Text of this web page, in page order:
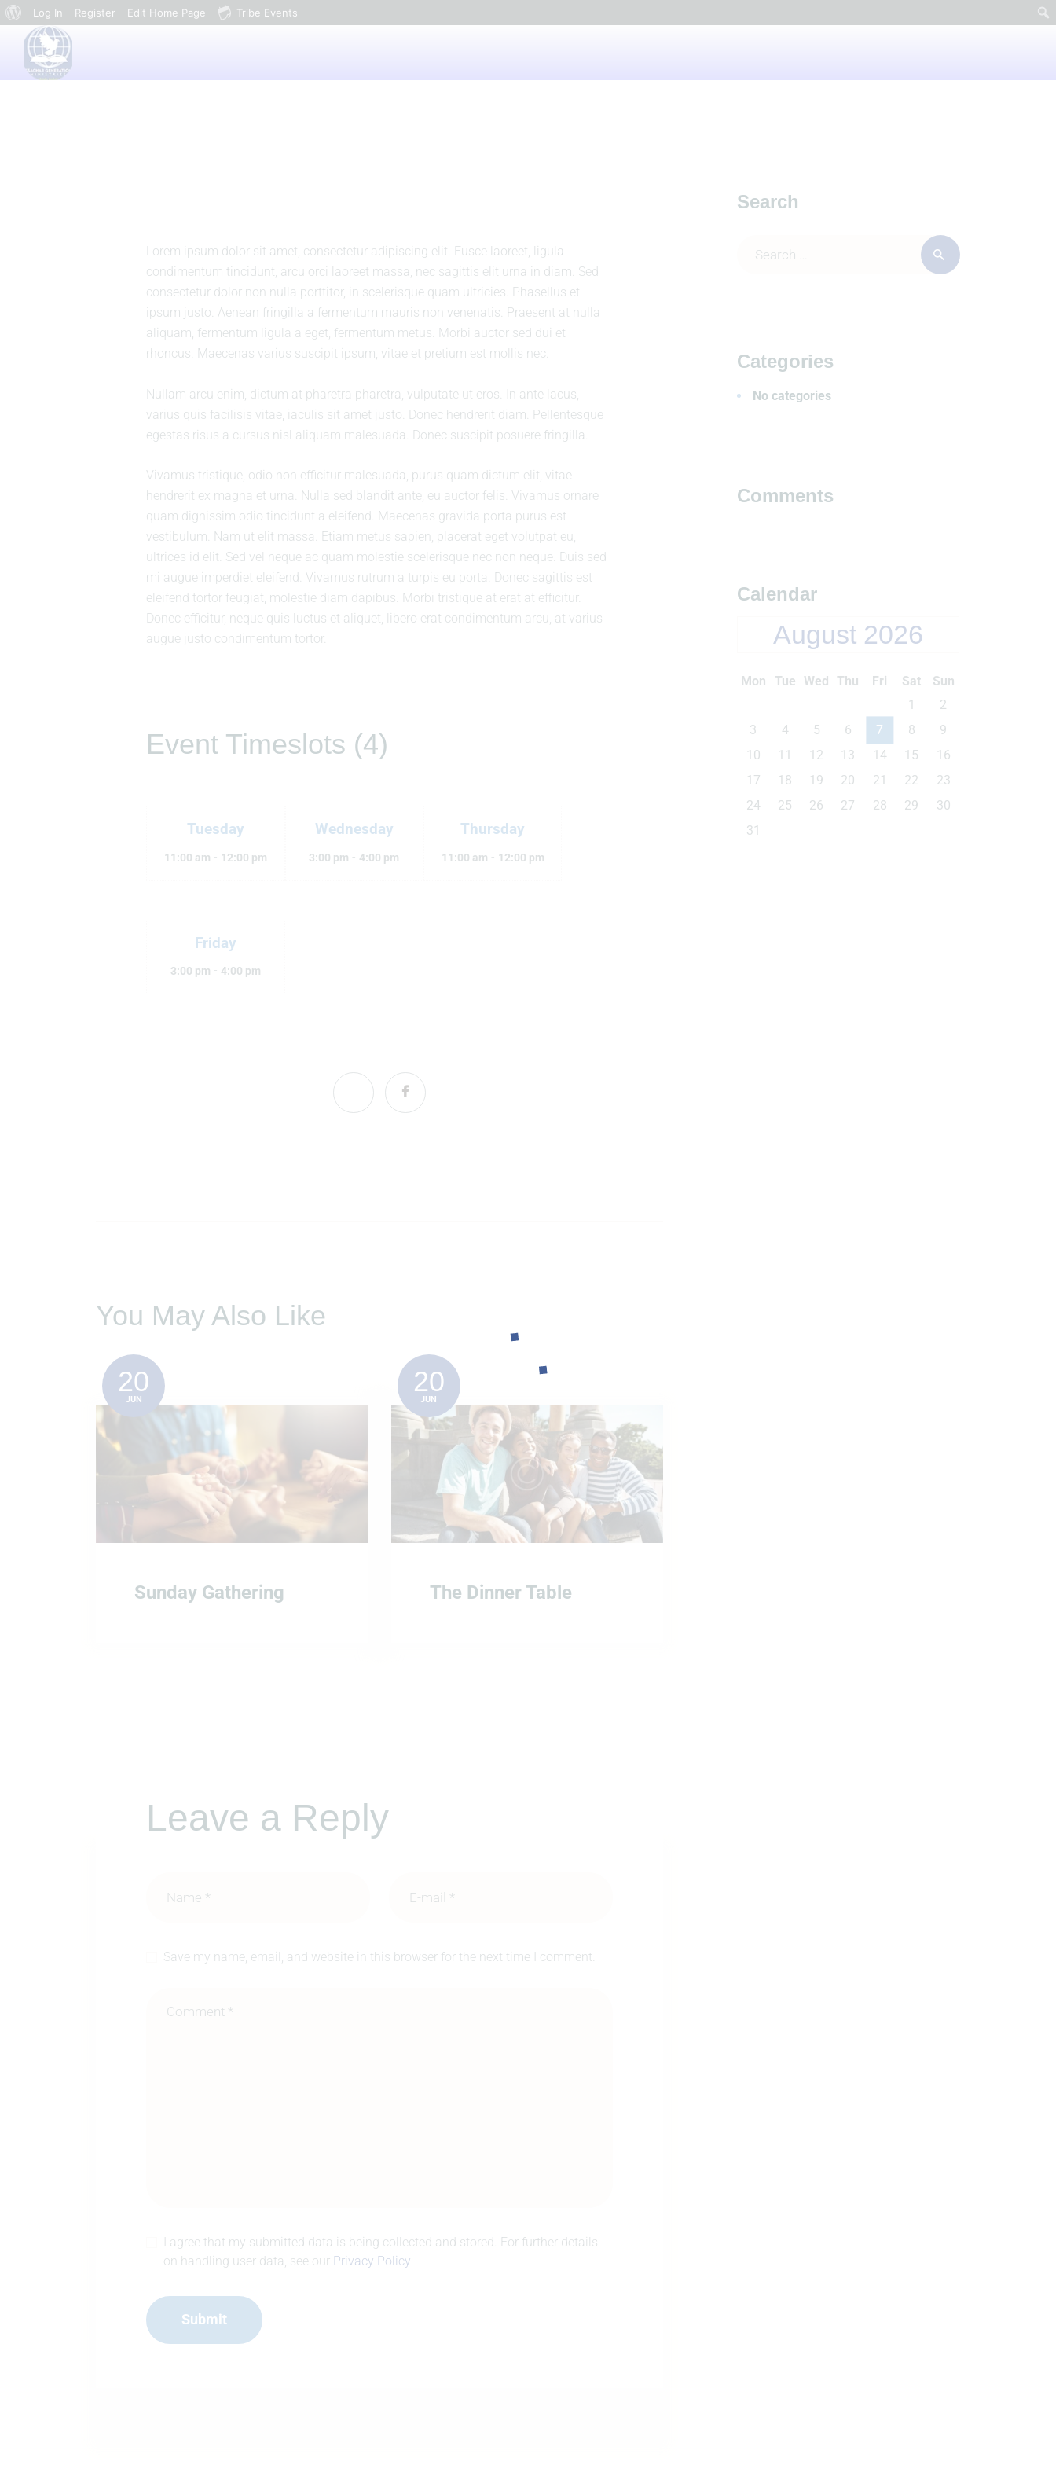
Log In Register Edit Home Page Tribe Events
HOME
IGM FORUM
Lorem ipsum dolor sit amet, consectetur adipiscing elit. Fusce laoreet, ligula
condimentum tincidunt, arcu orci laoreet massa, nec sagittis elit urna in diam. Sed
consectetur dolor non nulla porttitor, in scelerisque quam ultricies. Phasellus et
ipsum justo. Aenean fringilla a fermentum mauris non venenatis. Praesent at nulla
aliquam, fermentum ligula a eget, fermentum metus. Morbi auctor sed dui et
rhoncus. Maecenas varius suscipit ipsum, vitae et pretium est mollis nec.
Nullam arcu enim, dictum at pharetra pharetra, vulputate ut eros. In ante lacus,
varius quis facilisis vitae, iaculis sit amet justo. Donec hendrerit diam. Pellentesque
egestas risus a cursus nisl aliquam malesuada. Donec suscipit posuere fringilla.
Vivamus tristique, odio non efficitur malesuada, purus quam dictum elit, vitae
hendrerit ex magna et urna. Nulla sed blandit ante, eu auctor felis. Vivamus ornare
quam dignissim odio tincidunt a eleifend. Maecenas gravida porta purus est
vestibulum. Nam ut elit massa. Etiam metus sapien, placerat eget volutpat eu,
ultrices id elit. Sed vel neque ac quam molestie scelerisque nec non neque. Duis sed
mi augue imperdiet eleifend. Vivamus rutrum a turpis eu porta. Donec sagittis est
eleifend tortor feugiat, molestie diam dapibus. Morbi tristique at erat at efficitur.
Donec efficitur, neque quis luctus et aliquet, libero erat condimentum arcu, at varius
augue justo condimentum tortor.
Event Timeslots (4)
Tuesday
11:00 am - 12:00 pm
Wednesday
3:00 pm - 4:00 pm
Thursday
11:00 am - 12:00 pm
Friday
3:00 pm - 4:00 pm
You May Also Like
20
JUN
Sunday Gathering
20
JUN
The Dinner Table
Leave a Reply
Save my name, email, and website in this browser for the next time I comment.
I agree that my submitted data is being collected and stored. For further details
on handling user data, see our Privacy Policy
Search
Categories
No categories
Comments
Calendar
August 2026
Mon Tue Wed Thu Fri Sat
Sun
1
2
3
4 5 6 7 8
9
10
11 12 13 14 15
16
17
18 19 20 21 22
23
24
25 26 27 28 29
30
31